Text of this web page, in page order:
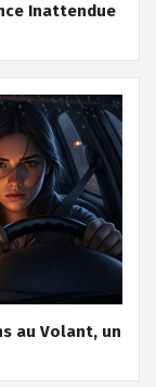
Inattendue
au Volant, un